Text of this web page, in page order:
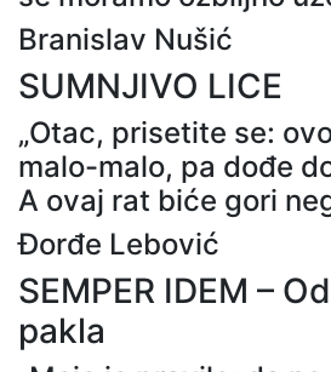
Branislav Nušić
SUMNJIVO LICE
„Otac, prisetite se:
malo-malo, pa dođe
A ovaj rat biće gori
Đorđe Lebović
SEMPER IDEM –
pakla